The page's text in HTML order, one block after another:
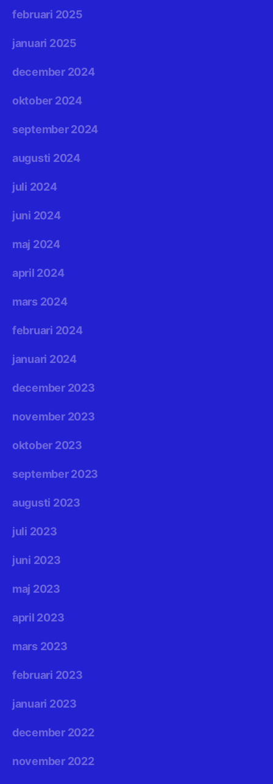
februari 2025
januari 2025
december 2024
oktober 2024
september 2024
augusti 2024
juli 2024
juni 2024
maj 2024
april 2024
mars 2024
februari 2024
januari 2024
december 2023
november 2023
oktober 2023
september 2023
augusti 2023
juli 2023
juni 2023
maj 2023
april 2023
mars 2023
februari 2023
januari 2023
december 2022
november 2022